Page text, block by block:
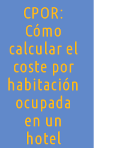
CPOR:
Cómo
calcular el
coste por
habitación
ocupada
en un
hotel